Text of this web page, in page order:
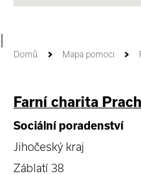
Domů Mapa pomoci
Farní charita
Sociální poradenství
Jihočeský kraj
Záblatí 38